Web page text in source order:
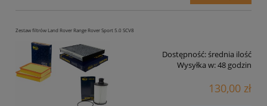
Zestaw filtrów Land Rover Range Rover Sport 5.0 SCV8
Dostępność:średnia ilość
Wysyłka w:48 godzin
130,00 zł